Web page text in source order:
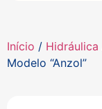
Início / Hidráulica
Modelo “Anzol”